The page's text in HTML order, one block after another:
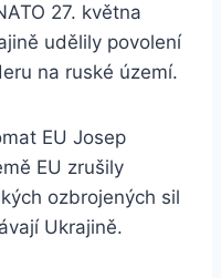
27. května
udělily povolení
na ruské území.
EU Josep
EU zrušily
ozbrojených sil
Ukrajině.